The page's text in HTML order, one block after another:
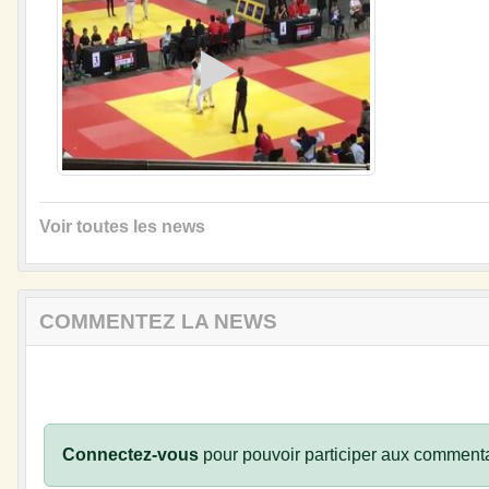
Voir toutes les news
COMMENTEZ LA NEWS
Connectez-vous pour pouvoir participer aux